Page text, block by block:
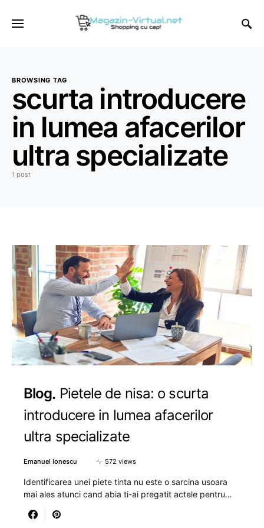
BROWSING TAG
scurta introducere
in lumea afacerilor
ultra specializate
1 post
Blog Pietele de nisa: o scurta
introducere in lumea afacerilor
ultra specializate
Emanuel Ionescu 572 views
Identificarea unei piete tinta nu este o sarcina usoara
mai ales atunci cand abia ti-ai pregatit actele pentru…